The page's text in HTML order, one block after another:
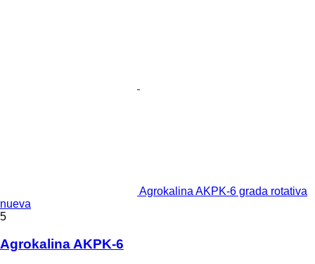
Agrokalina AKPK-6 grada rotativa
nueva
5
Agrokalina AKPK-6